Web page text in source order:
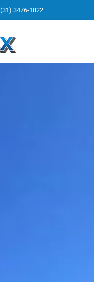
(31) 3476-1822